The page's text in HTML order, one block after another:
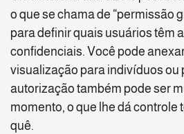
o que se chama de “permissão
para definir quais usuários têm
confidenciais. Você pode
visualização para indivíduos ou
autorização também pode ser
momento, o que lhe dá controle
quê.